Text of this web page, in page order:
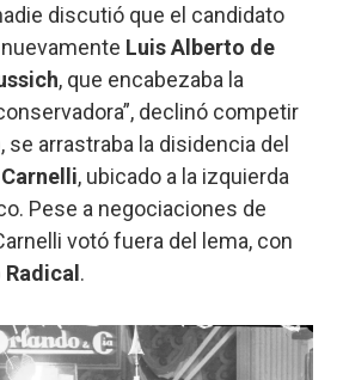
discutió que el candidato
Luis Alberto de
, que encabezaba la
declinó competir
se arrastraba la disidencia del
, ubicado a la izquierda
Pese a negociaciones de
votó fuera del lema, con
.